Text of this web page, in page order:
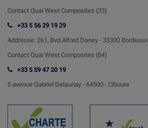
Contact Quai West Composites (33)
+33 5 56 29 19 29
Addresse: 261, Bvd Alfred Daney - 33300 Bordeaux
Contact Quai West Composites (64)
+33 5 59 47 20 19
5 avenue Gabriel Delaunay - 64500 - Ciboure